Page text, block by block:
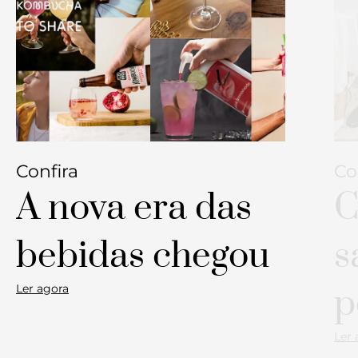
Confira
A nova era das
bebidas chegou
Ler agora